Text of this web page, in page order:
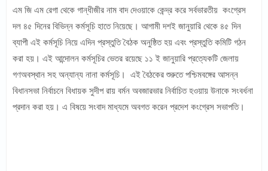
এম জি এম রেগা থেকে গান্ধীজীর নাম বাদ দেওয়াকে কেন্দ্র করে সর্বভারতীয় কংগ্রেস
দল ৪৫ দিনের বিভিন্ন কর্মসূচি হাতে নিয়েছে। আগামী দশই জানুয়ারি থেকে ৪৫ দিন
ব্যাপী এই কর্মসূচি নিয়ে এদিন প্রস্তুতি বৈঠক অনুষ্ঠিত হয় এবং প্রস্তুতি কমিটি গঠন
করা হয়। এই আন্দোলন কর্মসূচির ভেতর রয়েছে ১১ ই জানুয়ারি প্রত্যেকটি জেলায়
গণঅবস্থান সহ অন্যান্য নানা কর্মসূচি। এই বৈঠকের শুরুতে পশ্চিমবঙ্গের আসন্ন
বিধানসভা নির্বাচনে বিধায়ক সুদীপ রায় বর্মন অবজারভার নির্বাচিত হওয়ায় উনাকে সংবর্ধনা
প্রদান করা হয়। এ বিষয়ে সংবাদ মাধ্যমে অবগত করেন প্রদেশ কংগ্রেস সভাপতি।